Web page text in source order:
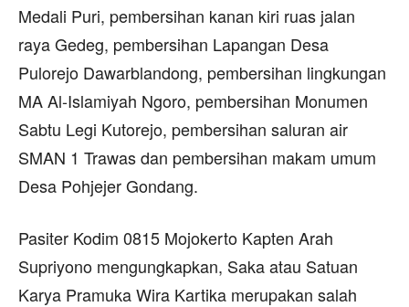
Medali Puri, pembersihan kanan kiri ruas jalan
raya Gedeg, pembersihan Lapangan Desa
Pulorejo Dawarblandong, pembersihan lingkungan
MA Al-Islamiyah Ngoro, pembersihan Monumen
Sabtu Legi Kutorejo, pembersihan saluran air
SMAN 1 Trawas dan pembersihan makam umum
Desa Pohjejer Gondang.
Pasiter Kodim 0815 Mojokerto Kapten Arah
Supriyono mengungkapkan, Saka atau Satuan
Karya Pramuka Wira Kartika merupakan salah